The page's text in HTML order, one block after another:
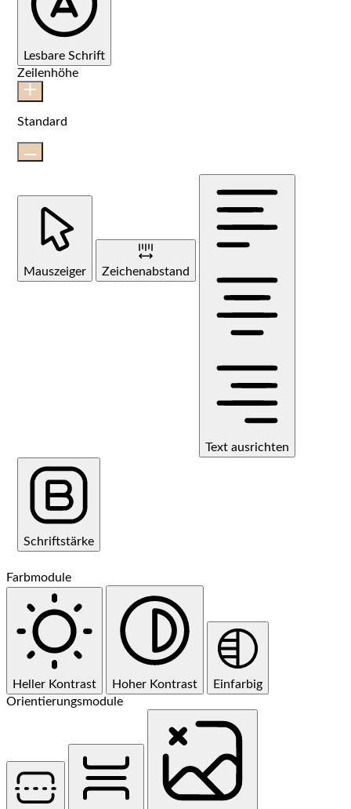
Lesbare Schrift
Zeilenhöhe
Standard
Mauszeiger Zeichenabstand
Text ausrichten
Schriftstärke
Farbmodule
Heller Kontrast Hoher Kontrast
Einfarbig
Orientierungsmodule